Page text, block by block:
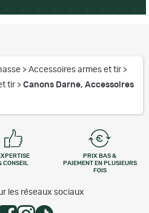
> Accessoires armes et tir >
tir > Canons Darne, Accessoires
CONSEIL
PRIX BAS &
PAIEMENT EN PLUSIEURS
FOIS
les réseaux sociaux